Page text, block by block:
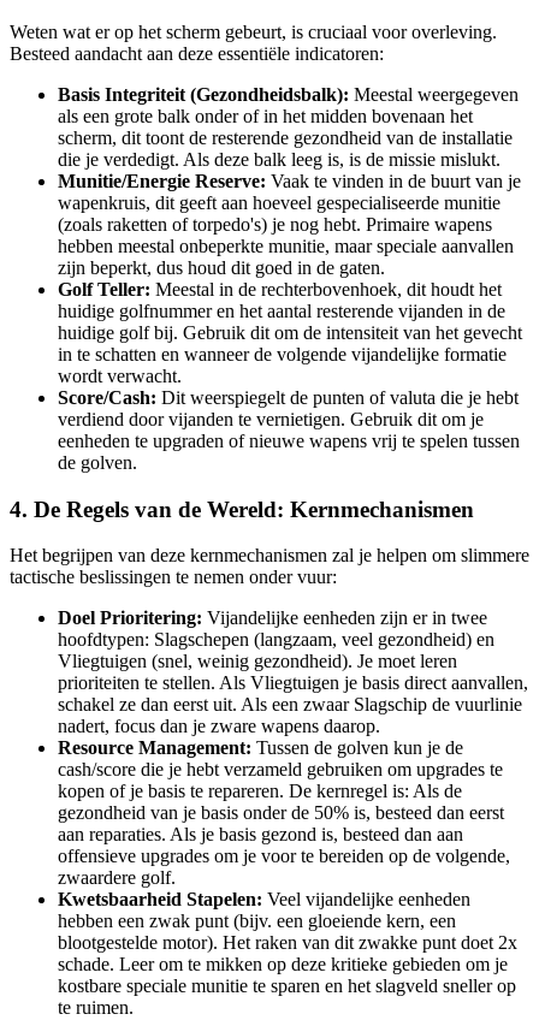
Weten wat er op het scherm gebeurt, is cruciaal voor overleving.
Besteed aandacht aan deze essentiële indicatoren:
Basis Integriteit (Gezondheidsbalk): Meestal weergegeven
als een grote balk onder of in het midden bovenaan het
scherm, dit toont de resterende gezondheid van de installatie
die je verdedigt. Als deze balk leeg is, is de missie mislukt.
Munitie/Energie Reserve: Vaak te vinden in de buurt van je
wapenkruis, dit geeft aan hoeveel gespecialiseerde munitie
(zoals raketten of torpedo's) je nog hebt. Primaire wapens
hebben meestal onbeperkte munitie, maar speciale aanvallen
zijn beperkt, dus houd dit goed in de gaten.
Golf Teller: Meestal in de rechterbovenhoek, dit houdt het
huidige golfnummer en het aantal resterende vijanden in de
huidige golf bij. Gebruik dit om de intensiteit van het gevecht
in te schatten en wanneer de volgende vijandelijke formatie
wordt verwacht.
Score/Cash: Dit weerspiegelt de punten of valuta die je hebt
verdiend door vijanden te vernietigen. Gebruik dit om je
eenheden te upgraden of nieuwe wapens vrij te spelen tussen
de golven.
4. De Regels van de Wereld: Kernmechanismen
Het begrijpen van deze kernmechanismen zal je helpen om slimmere
tactische beslissingen te nemen onder vuur:
Doel Prioritering: Vijandelijke eenheden zijn er in twee
hoofdtypen: Slagschepen (langzaam, veel gezondheid) en
Vliegtuigen (snel, weinig gezondheid). Je moet leren
prioriteiten te stellen. Als Vliegtuigen je basis direct aanvallen,
schakel ze dan eerst uit. Als een zwaar Slagschip de vuurlinie
nadert, focus dan je zware wapens daarop.
Resource Management: Tussen de golven kun je de
cash/score die je hebt verzameld gebruiken om upgrades te
kopen of je basis te repareren. De kernregel is: Als de
gezondheid van je basis onder de 50% is, besteed dan eerst
aan reparaties. Als je basis gezond is, besteed dan aan
offensieve upgrades om je voor te bereiden op de volgende,
zwaardere golf.
Kwetsbaarheid Stapelen: Veel vijandelijke eenheden
hebben een zwak punt (bijv. een gloeiende kern, een
blootgestelde motor). Het raken van dit zwakke punt doet 2x
schade. Leer om te mikken op deze kritieke gebieden om je
kostbare speciale munitie te sparen en het slagveld sneller op
te ruimen.